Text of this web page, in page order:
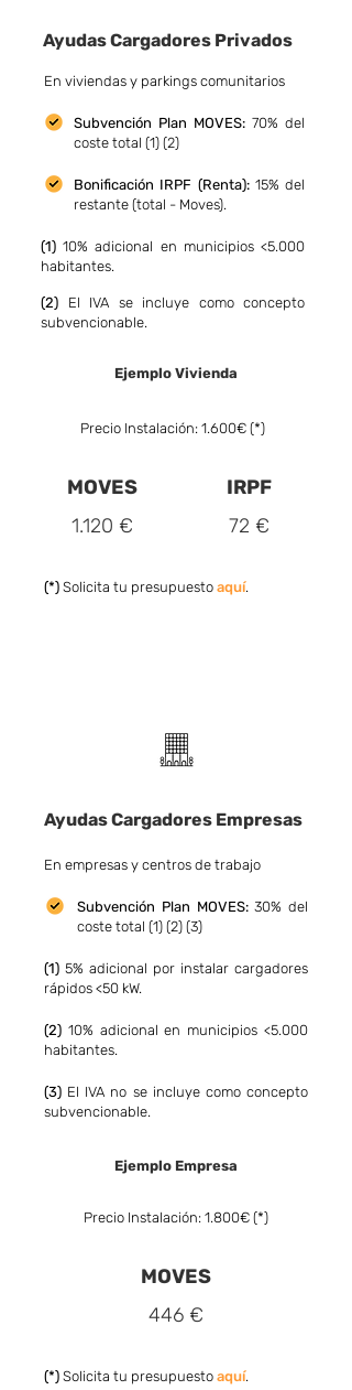
Ayudas Cargadores Privados
En viviendas y parkings comunitarios
Subvención Plan MOVES: 70% del
coste total (1) (2)
Bonificación IRPF (Renta):15% del
restante (total - Moves).
(1) 10% adicional en municipios <5.000
habitantes.
(2) El IVA se incluye como concepto
subvencionable.
Ejemplo Vivienda
Precio Instalación: 1.600€ (*)
MOVES
1.120 €
IRPF
72 €
(*) Solicita tu presupuesto aquí.
Ayudas Cargadores Empresas
En empresas y centros de trabajo
Subvención Plan MOVES:30% del
coste total (1) (2) (3)
(1) 5% adicional por instalar cargadores
rápidos <50 kW.
(2) 10% adicional en municipios <5.000
habitantes.
(3) El IVA no se incluye como concepto
subvencionable.
Ejemplo Empresa
Precio Instalación: 1.800€ (*)
MOVES
446 €
(*) Solicita tu presupuesto aquí.